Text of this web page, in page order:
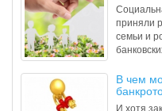
приняли
семьи и
В чем
И хотя